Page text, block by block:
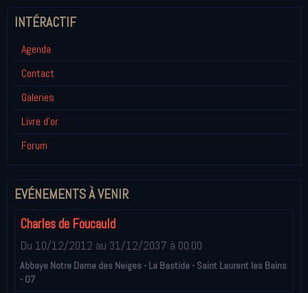
INTÉRACTIF
Agenda
Contact
Galeries
Livre d'or
Forum
EVÉNEMENTS À VENIR
Charles de Foucauld
Du 10/12/2012 au 31/12/2037 à 00:00
Abbaye Notre Dame des Neiges - La Bastide - Saint Laurent les Bains
- 07